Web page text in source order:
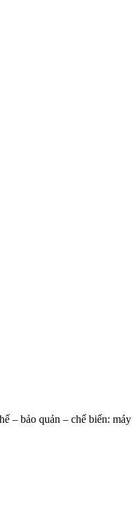
– bảo quản – chế biến: máy